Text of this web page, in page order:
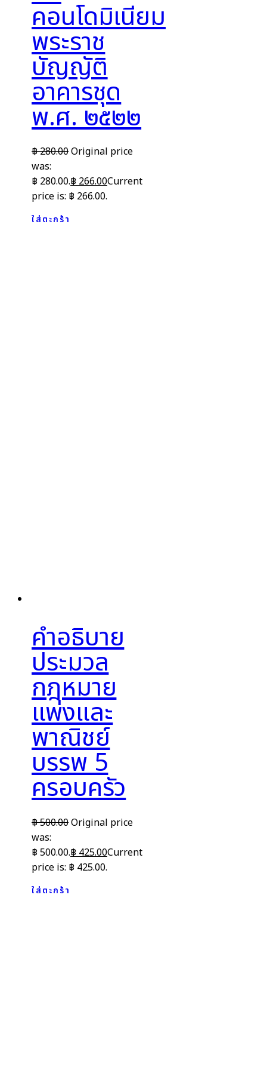
คอนโดมิเนียม
พระราช
บัญญัติ
อาคารชุด
พ.ศ. ๒๕๒๒
฿280.00Original price
was:
฿ 280.00.฿266.00Current
price is: ฿ 266.00.
ใส่ตะกร้า
คำอธิบาย
ประมวล
กฎหมาย
แพ่งและ
พาณิชย์
บรรพ 5
ครอบครัว
฿500.00Original price
was:
฿ 500.00.฿ 425.00Current
price is: ฿ 425.00.
ใส่ตะกร้า